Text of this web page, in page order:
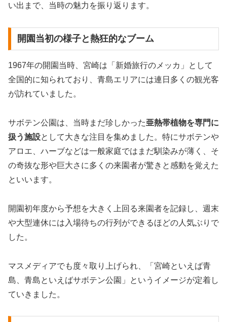
い出まで、当時の魅力を振り返ります。
開園当初の様子と熱狂的なブーム
1967年の開園当時、宮崎は「新婚旅行のメッカ」として
全国的に知られており、青島エリアには連日多くの観光客
が訪れていました。
サボテン公園は、当時まだ珍しかった亜熱帯植物を専門に
扱う施設として大きな注目を集めました。特にサボテンや
アロエ、ハーブなどは一般家庭ではまだ馴染みが薄く、そ
の奇抜な形や巨大さに多くの来園者が驚きと感動を覚えた
といいます。
開園初年度から予想を大きく上回る来園者を記録し、週末
や大型連休には入場待ちの行列ができるほどの人気ぶりで
した。
マスメディアでも度々取り上げられ、「宮崎といえば青
島、青島といえばサボテン公園」というイメージが定着し
ていきました。